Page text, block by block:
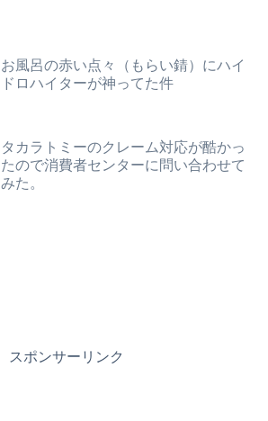
お風呂の赤い点々（もらい錆）にハイ
ドロハイターが神ってた件
タカラトミーのクレーム対応が酷かっ
たので消費者センターに問い合わせて
みた。
スポンサーリンク